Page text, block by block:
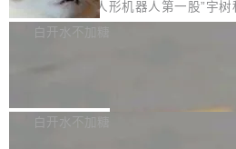
计是基于早期模型的能力—...
细致的一份规则。 政策的核心只有一句
可以用来分析、提炼、审阅、建议，但
不得生成涉及安全性的关键变更，除非
8月6日晚间，“人形机器人第一股”宇树
有限公司披露IPO发行价格及战略配售
36个月。 公告显示，本次宇树科技战略
白开水不加糖
Bug fixes and enhancements 修复多
白开水不加糖